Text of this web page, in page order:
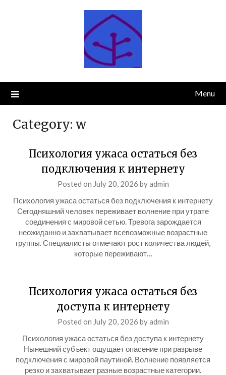
Menu
Category: w
Психология ужаса остаться без
подключения к интернету
Posted on July 20, 2026 byadmin
Психология ужаса остаться без подключения к интернету
Сегодняшний человек переживает волнение при утрате
соединения с мировой сетью. Тревога зарождается
неожиданно и захватывает всевозможные возрастные
группы. Специалисты отмечают рост количества людей,
которые переживают…
Психология ужаса остаться без
доступа к интернету
Posted on July 20, 2026 byadmin
Психология ужаса остаться без доступа к интернету
Нынешний субъект ощущает опасение при разрыве
подключения с мировой паутиной. Волнение появляется
резко и захватывает разные возрастные категории.